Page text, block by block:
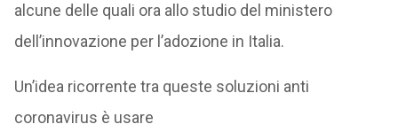
alcune delle quali ora allo studio del ministero
dell’innovazione per l’adozione in Italia.
Un’idea ricorrente tra queste soluzioni anti
coronavirus è usare